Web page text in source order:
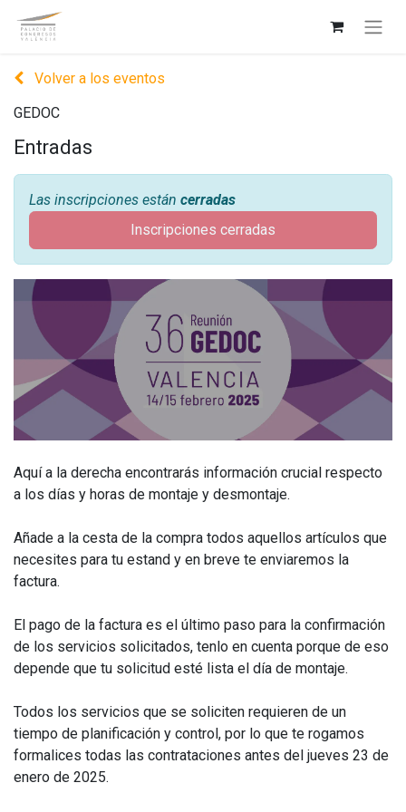
Volver a los eventos
GEDOC
Entradas
Las inscripciones están cerradas
Inscripciones cerradas
GEDOC
Aquí a la derecha encontrarás información crucial respecto
a los días y horas de montaje y desmontaje.
Añade a la cesta de la compra todos aquellos artículos que
necesites para tu estand y en breve te enviaremos la
factura.
El pago de la factura es el último paso para la confirmación
de los servicios solicitados, tenlo en cuenta porque de eso
depende que tu solicitud esté lista el día de montaje.
Todos los servicios que se soliciten requieren de un
tiempo de planificación y control, por lo que te rogamos
formalices todas las contrataciones antes del jueves 23 de
enero de 2025.